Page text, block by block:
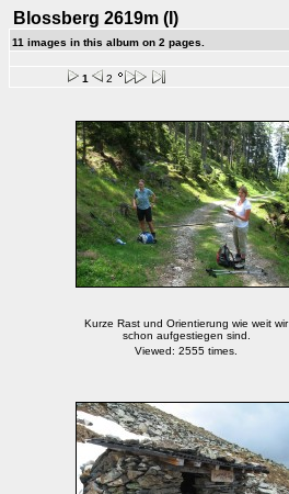
Blossberg 2619m (I)
11 images in this album on 2 pages.
1 2
Kurze Rast und Orientierung wie weit wir
schon aufgestiegen sind.
Viewed: 2555 times.